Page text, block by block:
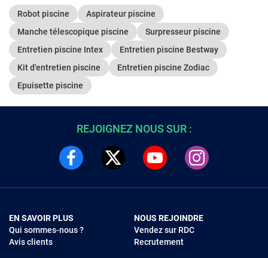
Robot piscine
Aspirateur piscine
Manche télescopique piscine
Surpresseur piscine
Entretien piscine Intex
Entretien piscine Bestway
Kit d'entretien piscine
Entretien piscine Zodiac
Epuisette piscine
REJOIGNEZ NOUS SUR :
EN SAVOIR PLUS
Qui sommes-nous ?
Avis clients
NOUS REJOINDRE
Vendez sur RDC
Recrutement